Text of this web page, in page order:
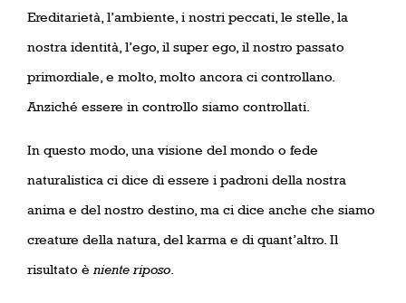
Ereditarietà, l’ambiente, i nostri peccati, le stelle, la
nostra identità, l’ego, il super ego, il nostro passato
primordiale, e molto, molto ancora ci controllano.
Anziché essere in controllo siamo controllati.
In questo modo, una visione del mondo o fede
naturalistica ci dice di essere i padroni della nostra
anima e del nostro destino, ma ci dice anche che siamo
creature della natura, del karma e di quant’altro. Il
risultato è niente riposo